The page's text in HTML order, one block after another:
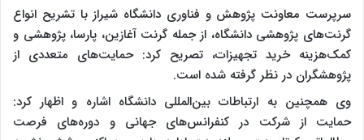
سرپرست معاونت پژوهش و فناوری دانشگاه شیراز با تشریح انواع
گرنت‌های پژوهشی دانشگاه، از جمله گرنت آغازین، پارسا، پژوهشی و
کمک‌هزینه خرید تجهیزات، تصریح کرد: حمایت‌های متعددی از
پژوهشگران در نظر گرفته شده است.
وی همچنین به ارتباطات بین‌المللی دانشگاه اشاره و اظهار کرد:
حمایت از شرکت در کنفرانس‌های جهانی و دوره‌های فرصت